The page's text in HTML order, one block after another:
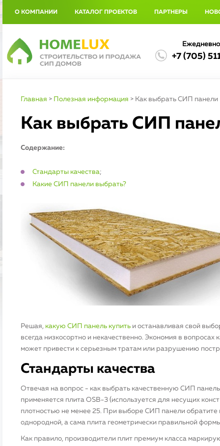
О КОМПАНИИ КАТАЛОГ ПРОЕКТОВ ПАРТНЕРЫ
+7 (705)
Главная > Полезная информация > Как выбрать СИП панели
Как выбрать СИП
Содержание:
Стандарты качества;
Какие СИП панели выбрать?
Решая, какую СИП панель купить и останавливая свой
всегда низкосортно и некачественно. Экономия в
может привести к серьезным тратам или разрушению
Стандарты качества
Отвечая на вопрос - как выбрать качественную СИП
применяется плита OSB-3 (используется для несущих
плотностью не менее 25. При выборе СИП панели
однородной, а сама плита геометрически правильной
Как правило, производители плит премиум класса